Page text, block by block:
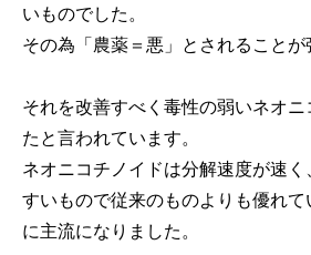
いものでした。
その為「農薬＝悪」とされることが
それを改善すべく毒性の弱いネオ
たと言われています。
ネオニコチノイドは分解速度が速
すいもので従来のものよりも優れ
に主流になりました。